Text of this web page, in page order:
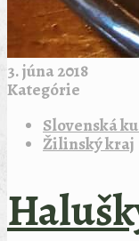
3. júna 2018
Kategórie
Slovenská
Žilinský kraj